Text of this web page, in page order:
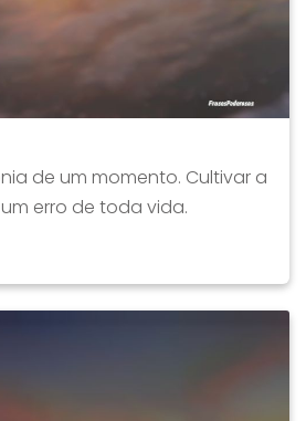
de um momento. Cultivar a
erro de toda vida.